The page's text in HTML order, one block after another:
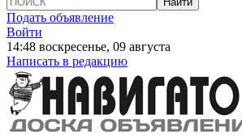
Подать объявление
Войти
14:48 воскресенье, 09 августа
Написать в редакцию